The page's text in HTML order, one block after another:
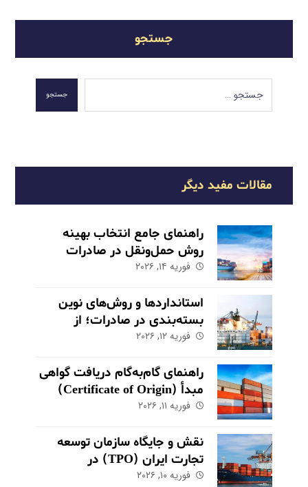
جستجو
جستجو
مقالات مفید دیگر
راهنمای جامع انتخاب بهینه
روش حمل‌ونقل در صادرات
فوریه ۱۴, ۲۰۲۶
استانداردها و روش‌های نوین
بسته‌بندی در صادرات؛ از
حفاظت تا بازاریابی
فوریه ۱۲, ۲۰۲۶
راهنمای گام‌به‌گام دریافت گواهی
مبدأ (Certificate of Origin)
برای کالاهای صادراتی
فوریه ۱۱, ۲۰۲۶
نقش و جایگاه سازمان توسعه
تجارت ایران (TPO) در
اکوسیستم صادراتی
فوریه ۱۰, ۲۰۲۶